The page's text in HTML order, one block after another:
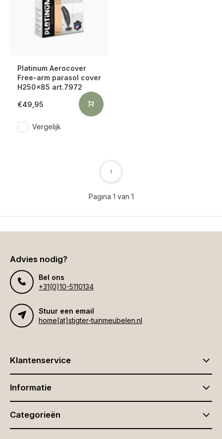
Platinum Aerocover
Free-arm parasol cover
H250x85 art.7972
€49,95
Vergelijk
Pagina 1 van 1
1
Advies nodig?
Bel ons
+31(0)10-5110134
Stuur een email
home[at]stigter-tuinmeubelen.nl
Klantenservice
Informatie
Categorieën